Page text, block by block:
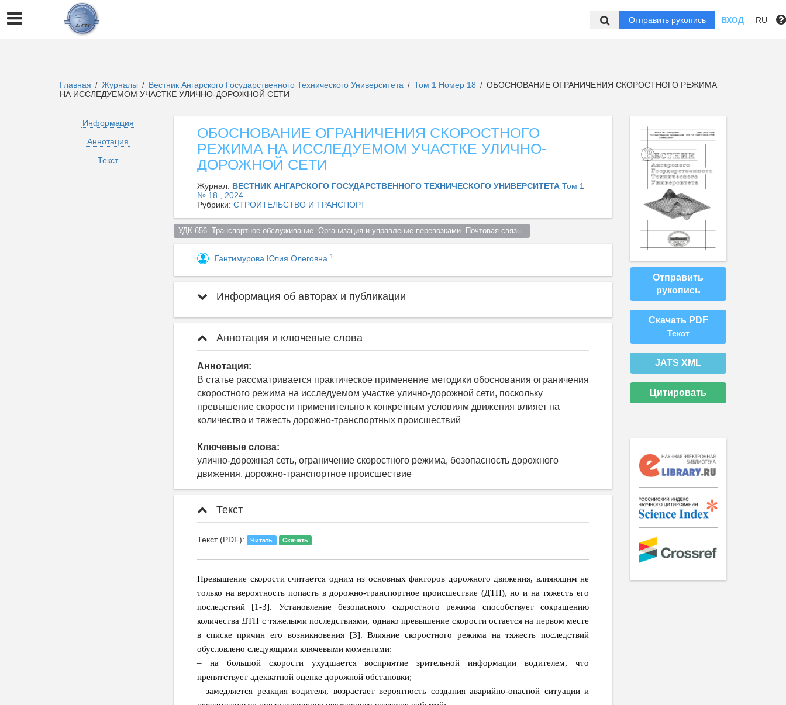
Отправить рукопись ВХОД RU
Главная / Журналы / Вестник Ангарского Государственного Технического Университета / Том 1 Номер 18 / ОБОСНОВАНИЕ ОГРАНИЧЕНИЯ СКОРОСТНОГО РЕЖИМА
НА ИССЛЕДУЕМОМ УЧАСТКЕ УЛИЧНО-ДОРОЖНОЙ СЕТИ
Информация
Аннотация
Текст
ОБОСНОВАНИЕ ОГРАНИЧЕНИЯ СКОРОСТНОГО
РЕЖИМА НА ИССЛЕДУЕМОМ УЧАСТКЕ УЛИЧНО-
ДОРОЖНОЙ СЕТИ
Журнал: ВЕСТНИК АНГАРСКОГО ГОСУДАРСТВЕННОГО ТЕХНИЧЕСКОГО УНИВЕРСИТЕТА Том 1
№ 18 , 2024
Рубрики: СТРОИТЕЛЬСТВО И ТРАНСПОРТ
УДК 656  Транспортное обслуживание. Организация и управление перевозками. Почтовая связь
Гантимурова Юлия Олеговна 1
Информация об авторах и публикации
Аннотация и ключевые слова
Аннотация:
В статье рассматривается практическое применение методики обоснования ограничения
скоростного режима на исследуемом участке улично-дорожной сети, поскольку
превышение скорости применительно к конкретным условиям движения влияет на
количество и тяжесть дорожно-транспортных происшествий
Ключевые слова:
улично-дорожная сеть, ограничение скоростного режима, безопасность дорожного
движения, дорожно-транспортное происшествие
Текст
Текст (PDF): Читать Скачать
Превышение скорости считается одним из основных факторов дорожного движения, влияющим не
только на вероятность попасть в дорожно-транспортное происшествие (ДТП), но и на тяжесть его
последствий [1-3]. Установление безопасного скоростного режима способствует сокращению
количества ДТП с тяжелыми последствиями, однако превышение скорости остается на первом месте
в списке причин его возникновения [3]. Влияние скоростного режима на тяжесть последствий
обусловлено следующими ключевыми моментами:
– на большой скорости ухудшается восприятие зрительной информации водителем, что
препятствует адекватной оценке дорожной обстановки;
– замедляется реакция водителя, возрастает вероятность создания аварийно-опасной ситуации и
Отправить
рукопись
Скачать PDF
Текст
JATS XML
Цитировать